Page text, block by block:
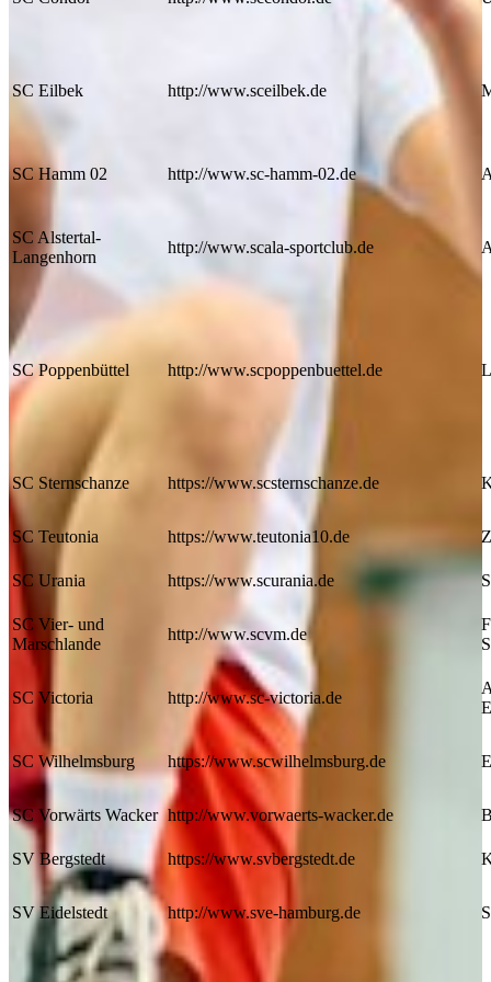
SC Eilbek http://www.sceilbek.de
SC Hamm 02 http://www.sc-hamm-02.de
SC Alstertal-
Langenhorn
http://www.scala-sportclub.de
SC Poppenbüttel http://www.scpoppenbuettel.de
SC Sternschanze https://www.scsternschanze.de
SC Teutonia https://www.teutonia10.de
SC Urania https://www.scurania.de
SC Vier- und
Marschlande
http://www.scvm.de
SC Victoria http://www.sc-victoria.de
SC Wilhelmsburg https://www.scwilhelmsburg.de
SC Vorwärts Wacker http://www.vorwaerts-wacker.de
SV Bergstedt https://www.svbergstedt.de
SV Eidelstedt http://www.sve-hamburg.de